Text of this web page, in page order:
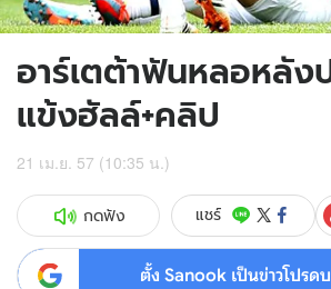
อาร์เตต้าฟันหลอหลัง
แข้งฮัลล์+คลิป
21 เม.ย. 57 (10:35 น.)
กดฟัง แชร์
ตั้ง Sanook เป็นข่าวโปร